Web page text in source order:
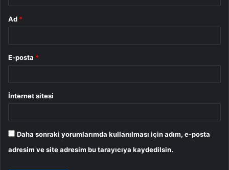
Ad *
E-posta *
İnternet sitesi
Daha sonraki yorumlarımda kullanılması için adım, e-posta
adresim ve site adresim bu tarayıcıya kaydedilsin.